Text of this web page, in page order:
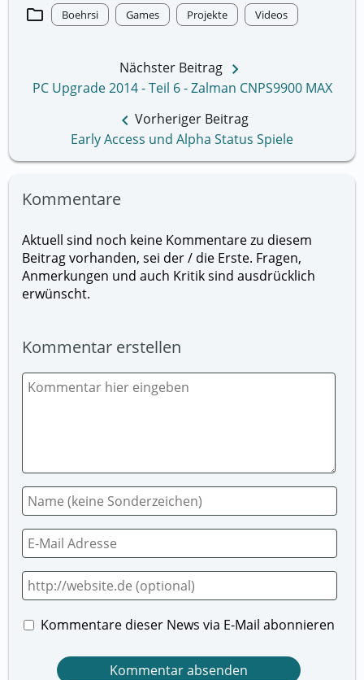
folder Boehrsi Games Projekte Videos
keyboard_arrow_left Vorheriger Beitrag
Early Access und Alpha Status Spiele
Nächster Beitrag keyboard_arrow_right
PC Upgrade 2014 - Teil 6 - Zalman CNPS9900 MAX
Kommentare
Aktuell sind noch keine Kommentare zu diesem
Beitrag vorhanden, sei der / die Erste. Fragen,
Anmerkungen und auch Kritik sind ausdrücklich
erwünscht.
Kommentar erstellen
Kommentare dieser News via E-Mail abonnieren